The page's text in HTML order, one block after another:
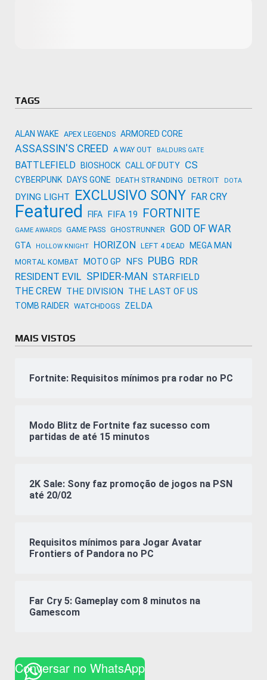
TAGS
ALAN WAKE APEX LEGENDS ARMORED CORE
ASSASSIN'S CREED A WAY OUT BALDURS GATE
BATTLEFIELD BIOSHOCK CALL OF DUTY CS
CYBERPUNK DAYS GONE DEATH STRANDING DETROIT DOTA
DYING LIGHT EXCLUSIVO SONY FAR CRY
Featured FIFA FIFA 19 FORTNITE
GAME AWARDS GAME PASS GHOSTRUNNER GOD OF WAR
GTA HOLLOW KNIGHT HORIZON LEFT 4 DEAD MEGA MAN
MORTAL KOMBAT MOTO GP NFS PUBG RDR
RESIDENT EVIL SPIDER-MAN STARFIELD
THE CREW THE DIVISION THE LAST OF US
TOMB RAIDER WATCHDOGS ZELDA
MAIS VISTOS
Fortnite: Requisitos mínimos pra rodar no PC
Modo Blitz de Fortnite faz sucesso com
partidas de até 15 minutos
2K Sale: Sony faz promoção de jogos na PSN
até 20/02
Requisitos mínimos para Jogar Avatar
Frontiers of Pandora no PC
Far Cry 5: Gameplay com 8 minutos na
Gamescom
Conversar no WhatsApp